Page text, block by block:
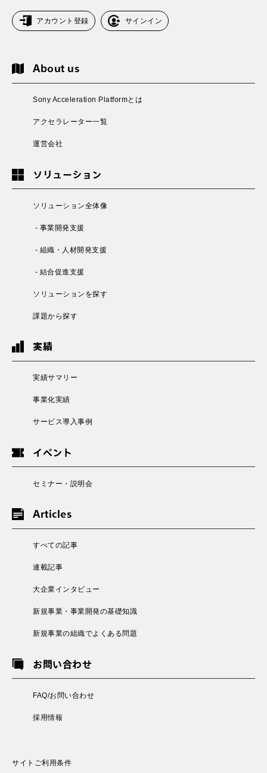
アカウント登録 サインイン
About us
Sony Acceleration Platformとは
アクセラレーター一覧
運営会社
ソリューション
ソリューション全体像
- 事業開発支援
- 組織・人材開発支援
- 結合促進支援
ソリューションを探す
課題から探す
実績
実績サマリー
事業化実績
サービス導入事例
イベント
セミナー・説明会
Articles
すべての記事
連載記事
大企業インタビュー
新規事業・事業開発の基礎知識
新規事業の組織でよくある問題
お問い合わせ
FAQ/お問い合わせ
採用情報
サイトご利用条件